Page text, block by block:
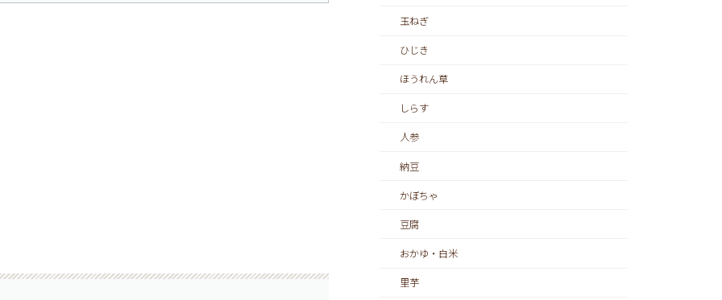
玉ねぎ
ひじき
ほうれん草
しらす
人参
納豆
かぼちゃ
豆腐
おかゆ・白米
里芋